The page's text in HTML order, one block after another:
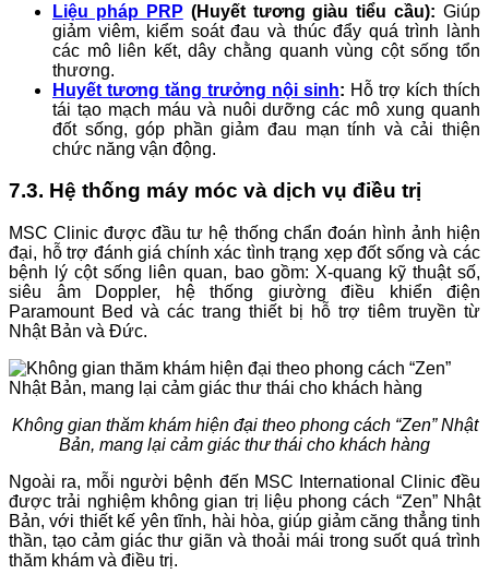
Liệu pháp PRP (Huyết tương giàu tiểu cầu): Giúp
giảm viêm, kiểm soát đau và thúc đẩy quá trình lành
các mô liên kết, dây chằng quanh vùng cột sống tổn
thương.
Huyết tương tăng trưởng nội sinh: Hỗ trợ kích thích
tái tạo mạch máu và nuôi dưỡng các mô xung quanh
đốt sống, góp phần giảm đau mạn tính và cải thiện
chức năng vận động.
7.3. Hệ thống máy móc và dịch vụ điều trị
MSC Clinic được đầu tư hệ thống chẩn đoán hình ảnh hiện
đại, hỗ trợ đánh giá chính xác tình trạng xẹp đốt sống và các
bệnh lý cột sống liên quan, bao gồm: X-quang kỹ thuật số,
siêu âm Doppler, hệ thống giường điều khiển điện
Paramount Bed và các trang thiết bị hỗ trợ tiêm truyền từ
Nhật Bản và Đức.
Không gian thăm khám hiện đại theo phong cách “Zen” Nhật
Bản, mang lại cảm giác thư thái cho khách hàng
Ngoài ra, mỗi người bệnh đến MSC International Clinic đều
được trải nghiệm không gian trị liệu phong cách “Zen” Nhật
Bản, với thiết kế yên tĩnh, hài hòa, giúp giảm căng thẳng tinh
thần, tạo cảm giác thư giãn và thoải mái trong suốt quá trình
thăm khám và điều trị.